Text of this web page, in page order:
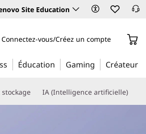
Site Education
Connectez-vous/Créez un compte
Éducation Gaming Créateur
IA (Intelligence artificielle)